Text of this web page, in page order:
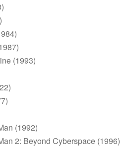
(1993)
(1992)
2: Beyond Cyberspace (1996)